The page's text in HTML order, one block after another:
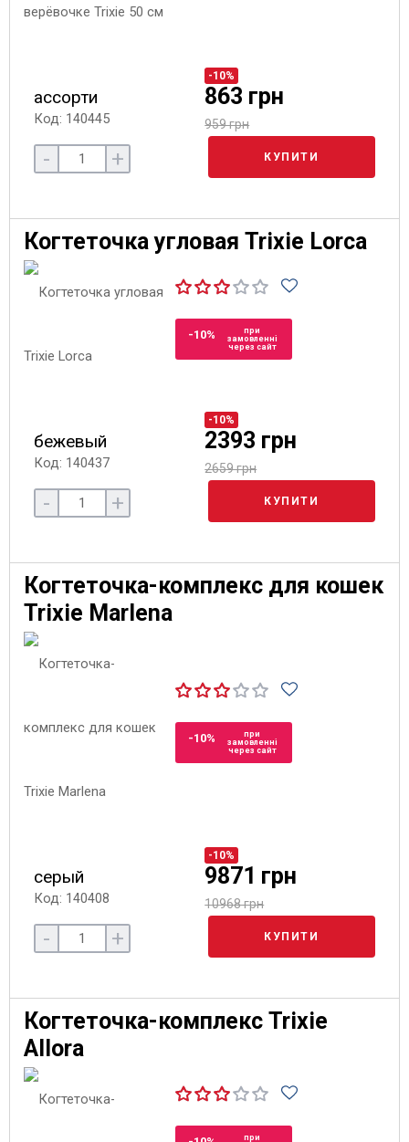
ассорти
Код: 140445
-10%
863 грн
959 грн
- + КУПИТИ
Когтеточка угловая Trixie Lorca
-10%
при
замовленні
через сайт
бежевый
Код: 140437
-10%
2393 грн
2659 грн
- + КУПИТИ
Когтеточка-комплекс для кошек
Trixie Marlena
-10%
при
замовленні
через сайт
серый
Код: 140408
-10%
9871 грн
10968 грн
- + КУПИТИ
Когтеточка-комплекс Trixie
Allora
при